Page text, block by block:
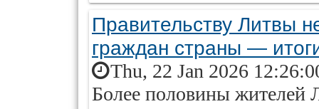
Правительству Литвы
граждан страны —
Thu, 22 Jan 2026
Более половины жителей